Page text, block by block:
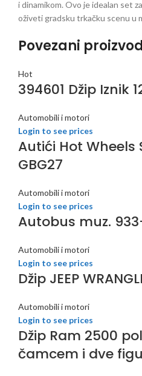
i dinamikom. Ovo je idealan set
oživeti gradsku trkačku scenu u
Povezani
Hot
394601 Džip Iznik
Automobili i motori
Login to see prices
Autići Hot Wheels
GBG27
Automobili i motori
Login to see prices
Autobus muz.
Automobili i motori
Login to see prices
Džip JEEP
Automobili i motori
Login to see prices
Džip Ram 2500
čamcem i dve